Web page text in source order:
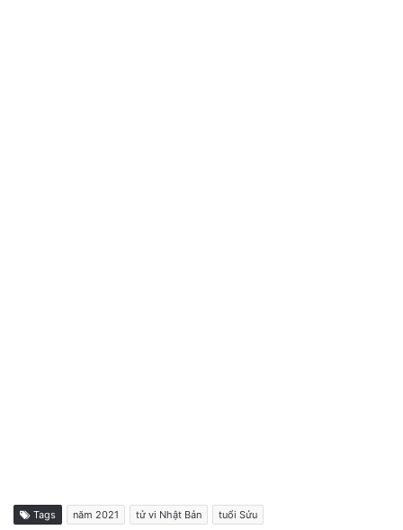
Tags năm 2021 tử vi Nhật Bản tuổi Sửu